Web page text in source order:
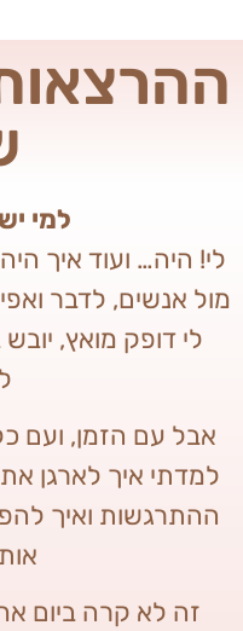
למי
לי! היה… ועוד איך
מול אנשים, לדבר
לי דופק מואץ,
אבל עם הזמן, ועם
למדתי איך לארגן
ההתרגשות ואיך
זה לא קרה ביום